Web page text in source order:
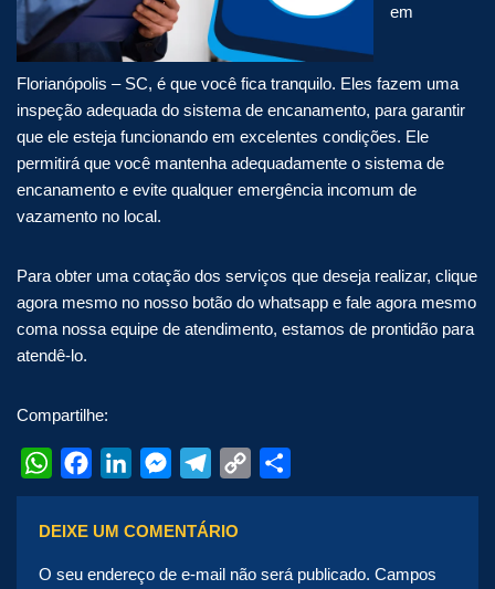
em
Florianópolis – SC, é que você fica tranquilo. Eles fazem uma
inspeção adequada do sistema de encanamento, para garantir
que ele esteja funcionando em excelentes condições. Ele
permitirá que você mantenha adequadamente o sistema de
encanamento e evite qualquer emergência incomum de
vazamento no local.
Para obter uma cotação dos serviços que deseja realizar, clique
agora mesmo no nosso botão do whatsapp e fale agora mesmo
coma nossa equipe de atendimento, estamos de prontidão para
atendê-lo.
Compartilhe:
WhatsApp
Facebook
LinkedInMessenger
Telegram
Copy
Link
Share
DEIXE UM COMENTÁRIO
O seu endereço de e-mail não será publicado. Campos